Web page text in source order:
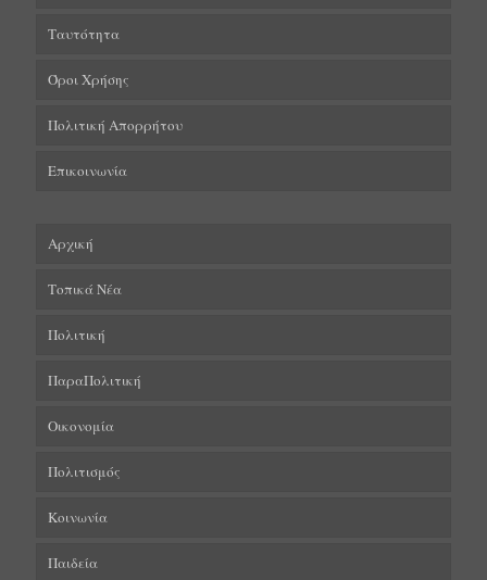
Ταυτότητα
Όροι Χρήσης
Πολιτική Απορρήτου
Επικοινωνία
Αρχική
Τοπικά Νέα
Πολιτική
ΠαραΠολιτική
Οικονομία
Πολιτισμός
Κοινωνία
Παιδεία